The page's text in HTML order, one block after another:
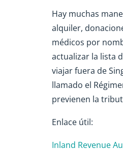
Hay muchas
alquiler,
médicos por
actualizar la lista
viajar fuera de
llamado el
previenen la
Enlace útil:
Inland Revenue